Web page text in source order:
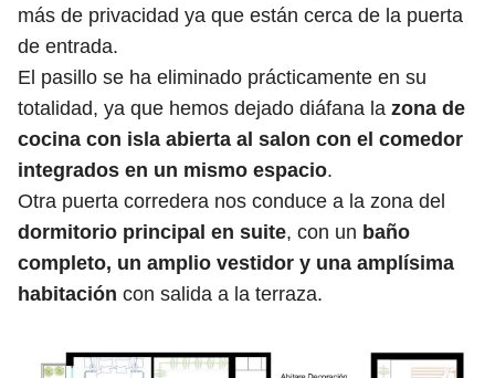
más de privacidad ya que están cerca de la puerta
de entrada.
El pasillo se ha eliminado prácticamente en su
totalidad, ya que hemos dejado diáfana la zona de
cocina con isla abierta al salon con el comedor
integrados en un mismo espacio.
Otra puerta corredera nos conduce a la zona del
dormitorio principal en suite, con un baño
completo, un amplio vestidor y una amplísima
habitación con salida a la terraza.